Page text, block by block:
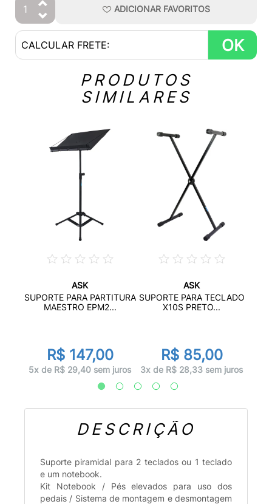
ADICIONAR FAVORITOS
OK
PRODUTOS
SIMILARES
ASK
SUPORTE PARA PARTITURA
MAESTRO EPM2...
R$ 147,00
5x de R$ 29,40 sem juros
ASK
SUPORTE PARA TECLADO
X10S PRETO...
R$ 85,00
3x de R$ 28,33 sem juros
DESCRIÇÃO
Suporte piramidal para 2 teclados ou 1 teclado
e um notebook.
Kit Notebook / Pés elevados para uso dos
pedais / Sistema de montagem e desmontagem